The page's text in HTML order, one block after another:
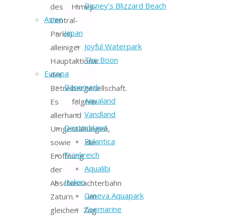
Disney’s Blizzard Beach
Asien
Japan
Joyful Waterpark
The Boon
Europa
Dänemark
Aqualand
Vandland
Deutschland
Rulantica
Frankreich
Aqualibi
Italien
Caneva Aquapark
Zoomarine
des Himeji-
Central-
Parks)
alleiniger
Hauptaktionär
der
Betreibergesellschaft.
Es folgten
allerhand
Umgestaltungen,
sowie die
Eröffnung
der
Abschussachterbahn
Zaturn. Im
gleichen Zug